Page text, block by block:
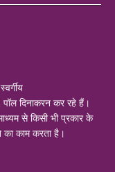
दिनाकरन कर रहे हैं।
से किसी भी प्रकार के
का काम करता है।